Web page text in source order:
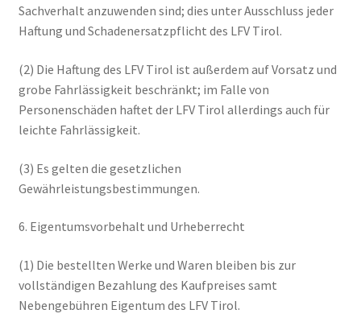
Sachverhalt anzuwenden sind; dies unter Ausschluss jeder
Haftung und Schadenersatzpflicht des LFV Tirol.
(2) Die Haftung des LFV Tirol ist außerdem auf Vorsatz und
grobe Fahrlässigkeit beschränkt; im Falle von
Personenschäden haftet der LFV Tirol allerdings auch für
leichte Fahrlässigkeit.
(3) Es gelten die gesetzlichen
Gewährleistungsbestimmungen.
6. Eigentumsvorbehalt und Urheberrecht
(1) Die bestellten Werke und Waren bleiben bis zur
vollständigen Bezahlung des Kaufpreises samt
Nebengebühren Eigentum des LFV Tirol.